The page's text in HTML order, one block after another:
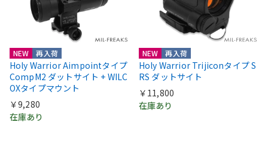
NEW 再入荷
Holy Warrior Aimpointタイプ
CompM2 ダットサイト + WILC
OXタイプマウント
￥9,280
在庫あり
NEW 再入荷
Holy Warrior Trijiconタイプ S
RS ダットサイト
￥11,800
在庫あり